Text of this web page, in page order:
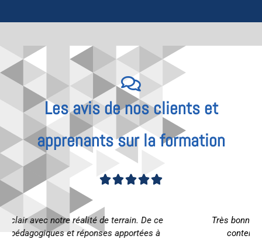
Les avis de nos clients et
apprenants sur la formation
Noté
sur
Très bonne formation que ce soit en termes de
contenu, d’échanges et de dynamisme.